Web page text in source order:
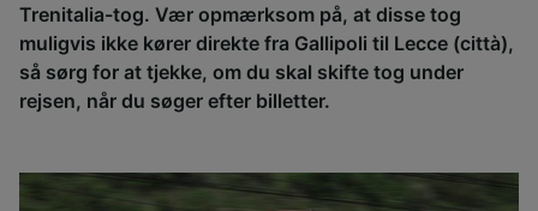
Trenitalia-tog. Vær opmærksom på, at disse tog
muligvis ikke kører direkte fra Gallipoli til Lecce (città),
så sørg for at tjekke, om du skal skifte tog under
rejsen, når du søger efter billetter.